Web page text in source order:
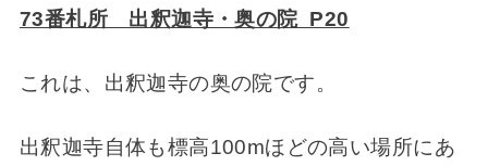
73番札所 出釈迦寺・奥の院 P20
これは、出釈迦寺の奥の院です。
出釈迦寺自体も標高100mほどの高い場所にあ